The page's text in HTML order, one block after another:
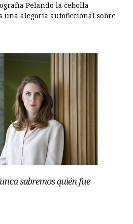
Pelando la cebolla
una alegoría autoficcional sobre
sabremos quién fue